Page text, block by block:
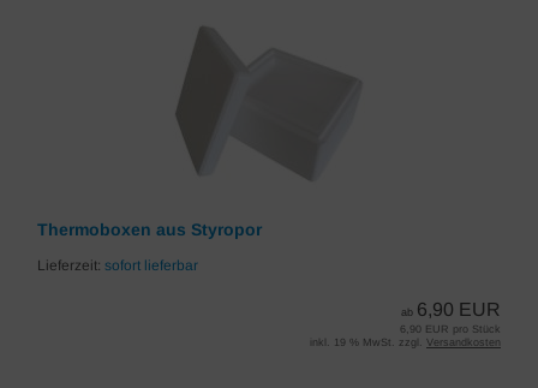
Thermoboxen aus Styropor
Lieferzeit: sofort lieferbar
ab 6,90 EUR
6,90 EUR pro Stück
inkl. 19 % MwSt. zzgl. Versandkosten